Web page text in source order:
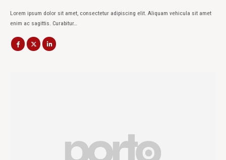
Lorem ipsum dolor sit amet, consectetur adipiscing elit. Aliquam vehicula sit amet
enim ac sagittis. Curabitur…